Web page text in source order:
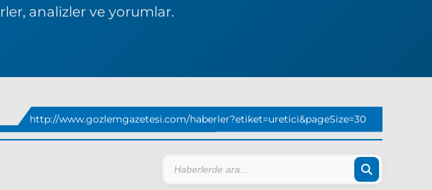
analizler ve yorumlar.
http://www.gozlemgazetesi.com/haberler?etiket=uretici&pageSize=30